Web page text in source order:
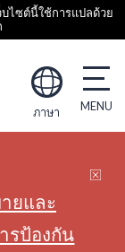
บไซต์นี้ใช้การแปลด้วย
ภาษา
ยและ
รป้องกัน